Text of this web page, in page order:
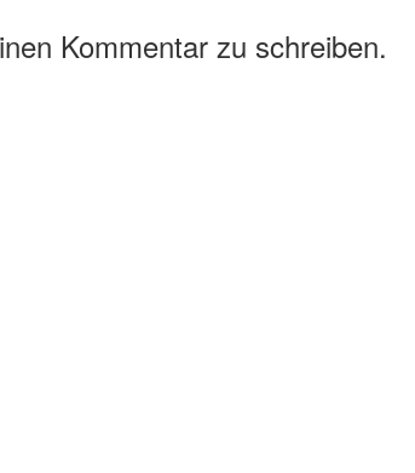
Kommentar zu schreiben.